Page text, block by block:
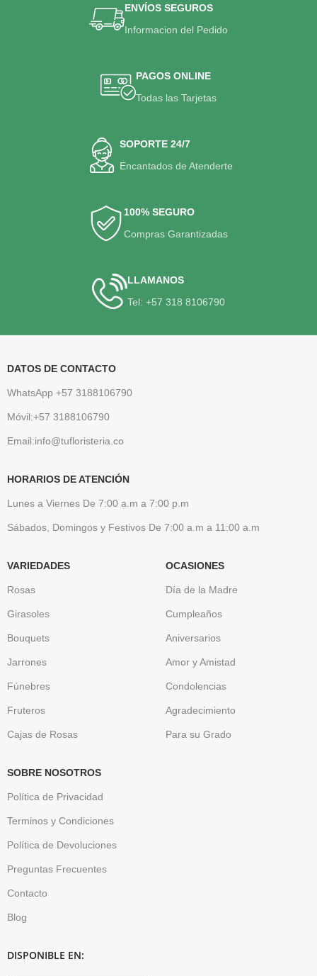
ENVÍOS SEGUROS
Informacion del Pedido
PAGOS ONLINE
Todas las Tarjetas
SOPORTE 24/7
Encantados de Atenderte
100% SEGURO
Compras Garantizadas
LLAMANOS
Tel: +57 318 8106790
DATOS DE CONTACTO
WhatsApp +57 3188106790
Móvil:+57 3188106790
Email:info@tufloristeria.co
HORARIOS DE ATENCIÓN
Lunes a Viernes De 7:00 a.m a 7:00 p.m
Sábados, Domingos y Festivos De 7:00 a.m a 11:00 a.m
VARIEDADES
Rosas
Girasoles
Bouquets
Jarrones
Fúnebres
Fruteros
Cajas de Rosas
OCASIONES
Día de la Madre
Cumpleaños
Aniversarios
Amor y Amistad
Condolencias
Agradecimiento
Para su Grado
SOBRE NOSOTROS
Política de Privacidad
Terminos y Condiciones
Política de Devoluciones
Preguntas Frecuentes
Contacto
Blog
DISPONIBLE EN: